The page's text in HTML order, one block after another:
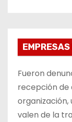
Fueron
recepción de
organización,
valen de la